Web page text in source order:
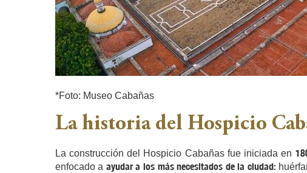
*Foto: Museo Cabañas
La historia del Hospicio
La construcción del Hospicio Cabañas fue iniciada en
enfocado a ayudar a los más necesitados de la ciudad: